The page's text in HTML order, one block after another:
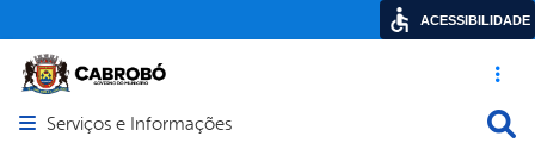
Acesso
Abrir menu principal de navegação
Serviços e Informações
ACESSIBILIDADE